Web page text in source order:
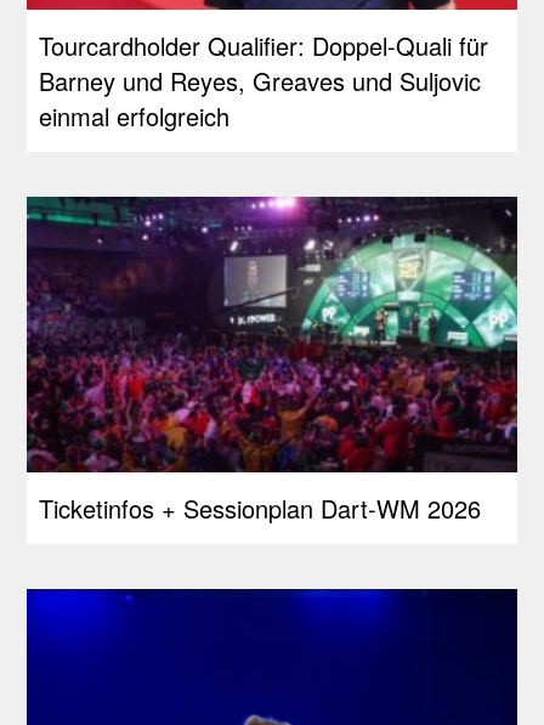
Tourcardholder Qualifier: Doppel-Quali für
Barney und Reyes, Greaves und Suljovic
einmal erfolgreich
Ticketinfos + Sessionplan Dart-WM 2026